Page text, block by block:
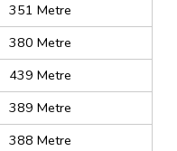
351 Metre
380 Metre
439 Metre
389 Metre
388 Metre